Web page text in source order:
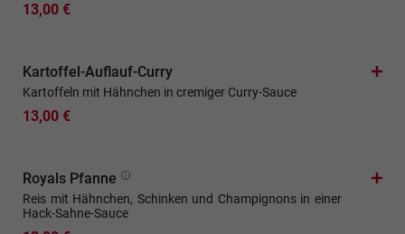
13,00 €
Kartoffel-Auflauf-Curry
Kartoffeln mit Hähnchen in cremiger Curry-Sauce
13,00 €
Royals Pfanne
Reis mit Hähnchen, Schinken und Champignons in einer
Hack-Sahne-Sauce